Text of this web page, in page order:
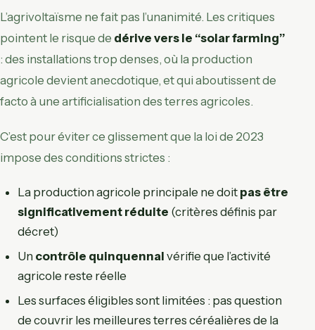
L’agrivoltaïsme ne fait pas l’unanimité. Les critiques
pointent le risque de dérive vers le “solar farming”
: des installations trop denses, où la production
agricole devient anecdotique, et qui aboutissent de
facto à une artificialisation des terres agricoles.
C’est pour éviter ce glissement que la loi de 2023
impose des conditions strictes :
La production agricole principale ne doit pas être
significativement réduite (critères définis par
décret)
Un contrôle quinquennal vérifie que l’activité
agricole reste réelle
Les surfaces éligibles sont limitées : pas question
de couvrir les meilleures terres céréalières de la